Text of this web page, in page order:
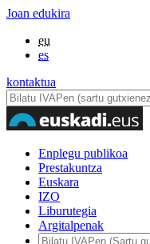
Joan edukira
eu
es
kontaktua
Enplegu publikoa
Prestakuntza
Euskara
IZO
Liburutegia
Argitalpenak